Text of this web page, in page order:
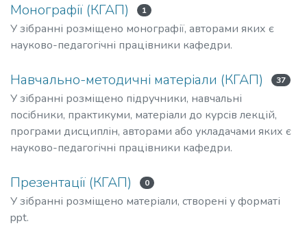
Монографії (КГАП) 1
У зібранні розміщено монографії, авторами яких є
науково-педагогічні працівники кафедри.
Навчально-методичні матеріали (КГАП) 37
У зібранні розміщено підручники, навчальні
посібники, практикуми, матеріали до курсів лекцій,
програми дисциплін, авторами або укладачами яких є
науково-педагогічні працівники кафедри.
Презентації (КГАП) 0
У зібранні розміщено матеріали, створені у форматі
ppt.